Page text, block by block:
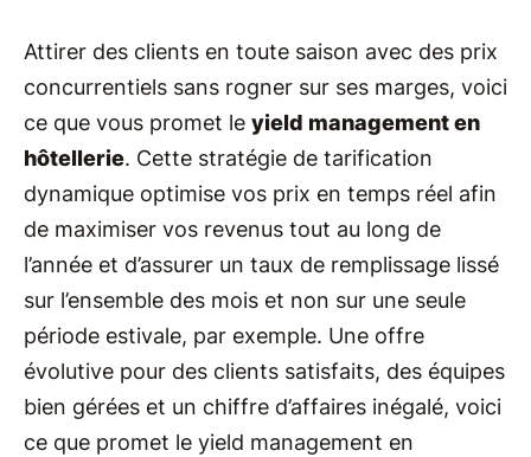
Attirer des clients en toute saison avec des prix
concurrentiels sans rogner sur ses marges, voici
ce que vous promet le yield management en
hôtellerie. Cette stratégie de tarification
dynamique optimise vos prix en temps réel afin
de maximiser vos revenus tout au long de
l’année et d’assurer un taux de remplissage lissé
sur l’ensemble des mois et non sur une seule
période estivale, par exemple. Une offre
évolutive pour des clients satisfaits, des équipes
bien gérées et un chiffre d’affaires inégalé, voici
ce que promet le yield management en